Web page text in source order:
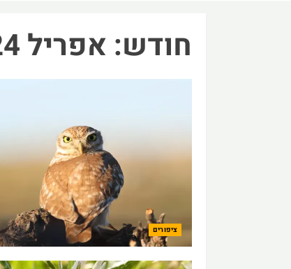
חודש: אפריל 2024
ציפורים